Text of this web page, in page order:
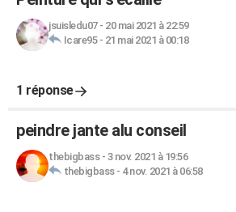
jsuisledu07- 20 mai 2021 à 22:59
Icare95- 21 mai 2021 à 00:18
1 réponse
peindre jante alu conseil
thebigbass- 3 nov. 2021 à 19:56
thebigbass- 4 nov. 2021 à 06:58